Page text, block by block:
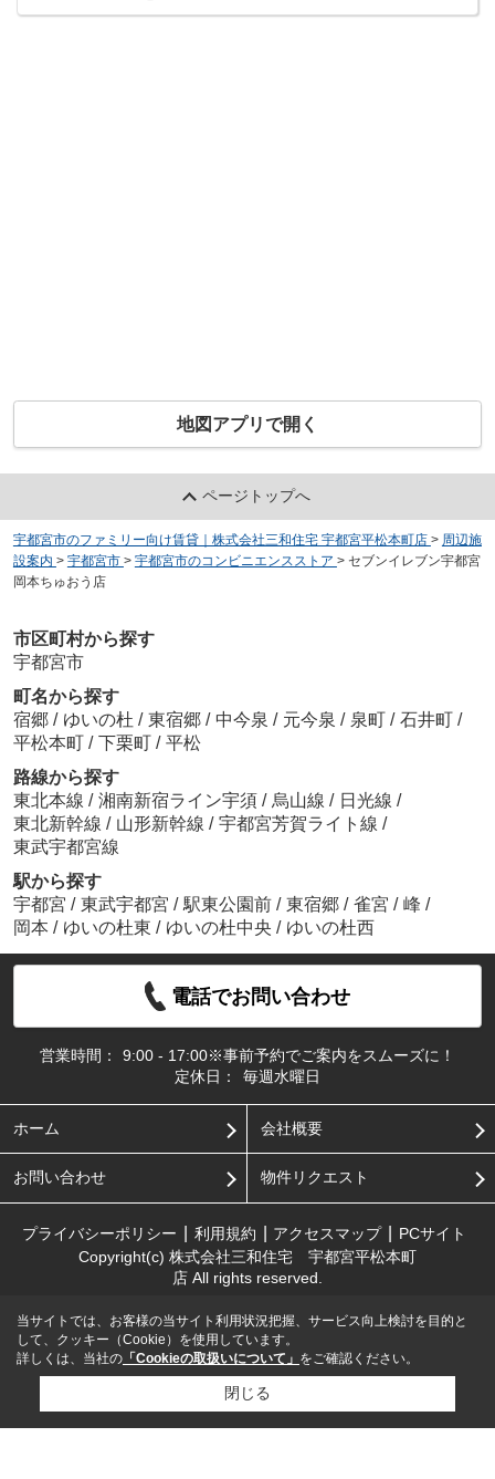
地図アプリで開く
ページトップへ
宇都宮市のファミリー向け賃貸｜株式会社三和住宅 宇都宮平松本町店 > 周辺施
設案内 > 宇都宮市 > 宇都宮市のコンビニエンスストア > セブンイレブン宇都宮
岡本ちゅおう店
市区町村から探す
宇都宮市
町名から探す
宿郷 / ゆいの杜 / 東宿郷 / 中今泉 / 元今泉 / 泉町 / 石井町 /
平松本町 / 下栗町 / 平松
路線から探す
東北本線 / 湘南新宿ライン宇須 / 烏山線 / 日光線 /
東北新幹線 / 山形新幹線 / 宇都宮芳賀ライト線 /
東武宇都宮線
駅から探す
宇都宮 / 東武宇都宮 / 駅東公園前 / 東宿郷 / 雀宮 / 峰 /
岡本 / ゆいの杜東 / ゆいの杜中央 / ゆいの杜西
電話でお問い合わせ
営業時間：
9:00 - 17:00※事前予約でご案内をスムーズに！
定休日：
毎週水曜日
ホーム 会社概要
お問い合わせ 物件リクエスト
プライバシーポリシー 利用規約 アクセスマップ
PCサイト
Copyright(c) 株式会社三和住宅 宇都宮平松本町
店 All rights reserved.
当サイトでは、お客様の当サイト利用状況把握、サービス向上検討を目的と
して、クッキー（Cookie）を使用しています。
詳しくは、当社の 「Cookieの取扱いについて」 をご確認ください。
閉じる